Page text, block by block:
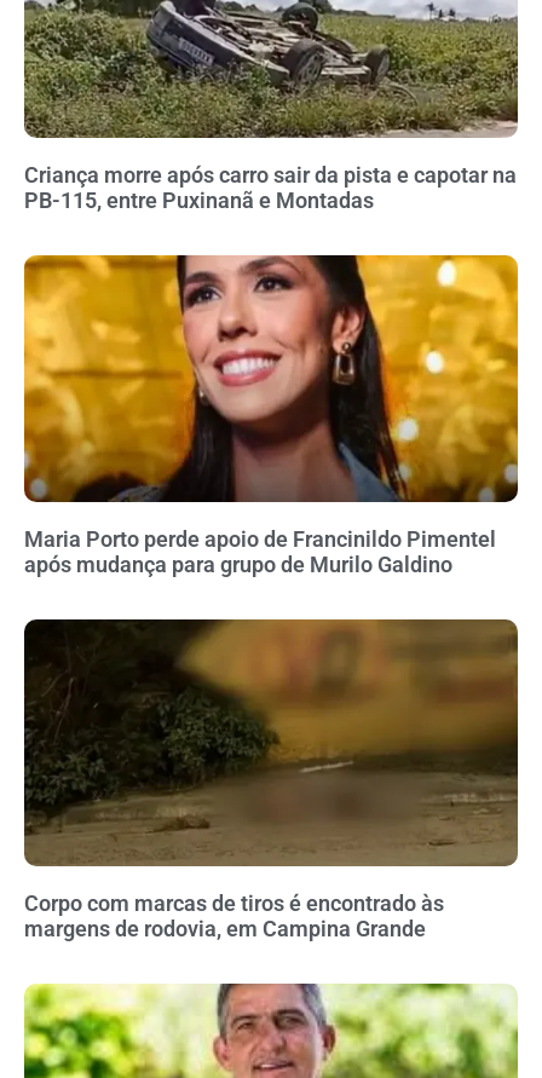
Criança morre após carro sair da pista e capotar na
PB-115, entre Puxinanã e Montadas
Maria Porto perde apoio de Francinildo Pimentel
após mudança para grupo de Murilo Galdino
Corpo com marcas de tiros é encontrado às
margens de rodovia, em Campina Grande